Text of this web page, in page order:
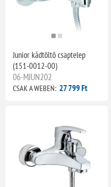
Junior kádtöltő csaptelep
(151-0012-00)
06-MJUN202
CSAK A WEBEN: 27 799 Ft